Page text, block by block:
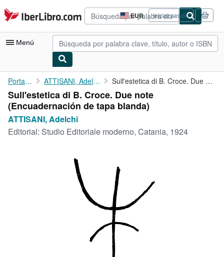
Pasar al contenido principal
IberLibro.com EUR
Preferencias
de
compra
del
Iniciar sesión
Menú
Mi cuenta
Consultar mis pedidos
Búsqueda avanzada
Colecciones
CERRAR
Portada ATTISANI, Adelchi Sull'estetica di B. Croce. Due note
Sull'estetica di B. Croce. Due note
(Encuadernación de tapa blanda)
ATTISANI, Adelchi
Editorial: Studio Editoriale moderno, Catania, 1924